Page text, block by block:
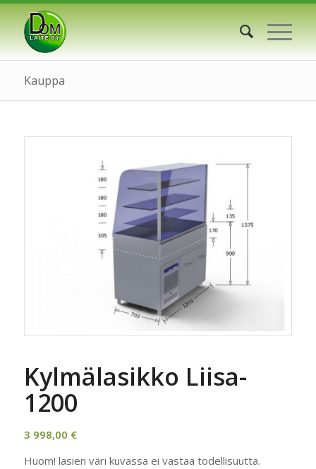
Kauppa
Kylmälasikko Liisa-
1200
3 998,00 €
Huom! lasien väri kuvassa ei vastaa todellisuutta.